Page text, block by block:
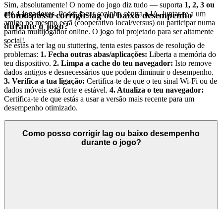
Sim, absolutamente! O nome do jogo diz tudo — suporta 1, 2, 3 ou
até 4 jogadores. Podes jogar sozinho contra a IA, juntar-te a um
amigo no mesmo ecrã (cooperativo local/versus) ou participar numa
partida multijogador online. O jogo foi projetado para ser altamente
social!
Como posso corrigir lag ou baixo desempenho
durante o jogo?
Se estás a ter lag ou stuttering, tenta estes passos de resolução de
problemas: 1. Fecha outras abas/aplicações: Liberta a memória do
teu dispositivo. 2. Limpa a cache do teu navegador: Isto remove
dados antigos e desnecessários que podem diminuir o desempenho.
3. Verifica a tua ligação: Certifica-te de que o teu sinal Wi-Fi ou de
dados móveis está forte e estável. 4. Atualiza o teu navegador:
Certifica-te de que estás a usar a versão mais recente para um
desempenho otimizado.
Como posso corrigir lag ou baixo desempenho
durante o jogo?